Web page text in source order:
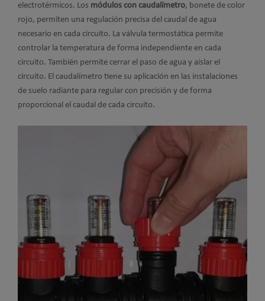
electrotérmicos. Los módulos con caudalímetro, bonete de color
rojo, permiten una regulación precisa del caudal de agua
necesario en cada circuito. La válvula termostática permite
controlar la temperatura de forma independiente en cada
circuito. También permite cerrar el paso de agua y aislar el
circuito. El caudalímetro tiene su aplicación en las instalaciones
de suelo radiante para regular con precisión y de forma
proporcional el caudal de cada circuito.